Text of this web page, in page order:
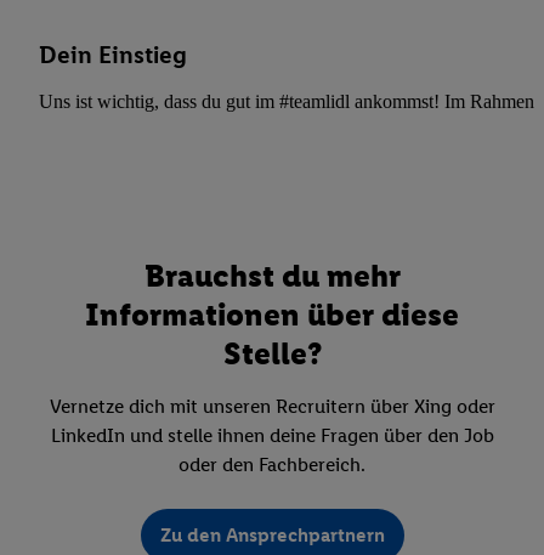
Dein Einstieg
Uns ist wichtig, dass du gut im #teamlidl ankommst! Im Rahmen
Brauchst du mehr
Informationen über diese
Stelle?
Vernetze dich mit unseren Recruitern über Xing oder
LinkedIn und stelle ihnen deine Fragen über den Job
oder den Fachbereich.
Zu den Ansprechpartnern